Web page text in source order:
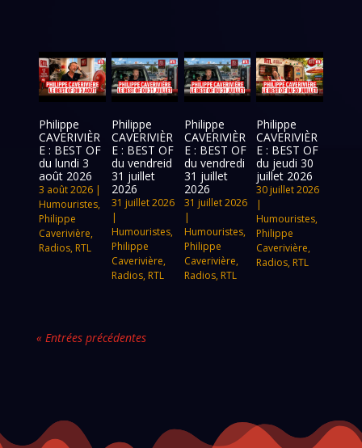
Philippe
CAVERIVIÈR
E : BEST OF
du lundi 3
août 2026
3 août 2026 |
Humouristes,
Philippe
Caverivière,
Radios, RTL
Philippe
CAVERIVIÈR
E : BEST OF
du vendreid
31 juillet
2026
31 juillet 2026
|
Humouristes,
Philippe
Caverivière,
Radios, RTL
Philippe
CAVERIVIÈR
E : BEST OF
du vendredi
31 juillet
2026
31 juillet 2026
|
Humouristes,
Philippe
Caverivière,
Radios, RTL
Philippe
CAVERIVIÈR
E : BEST OF
du jeudi 30
juillet 2026
30 juillet 2026
|
Humouristes,
Philippe
Caverivière,
Radios, RTL
« Entrées précédentes